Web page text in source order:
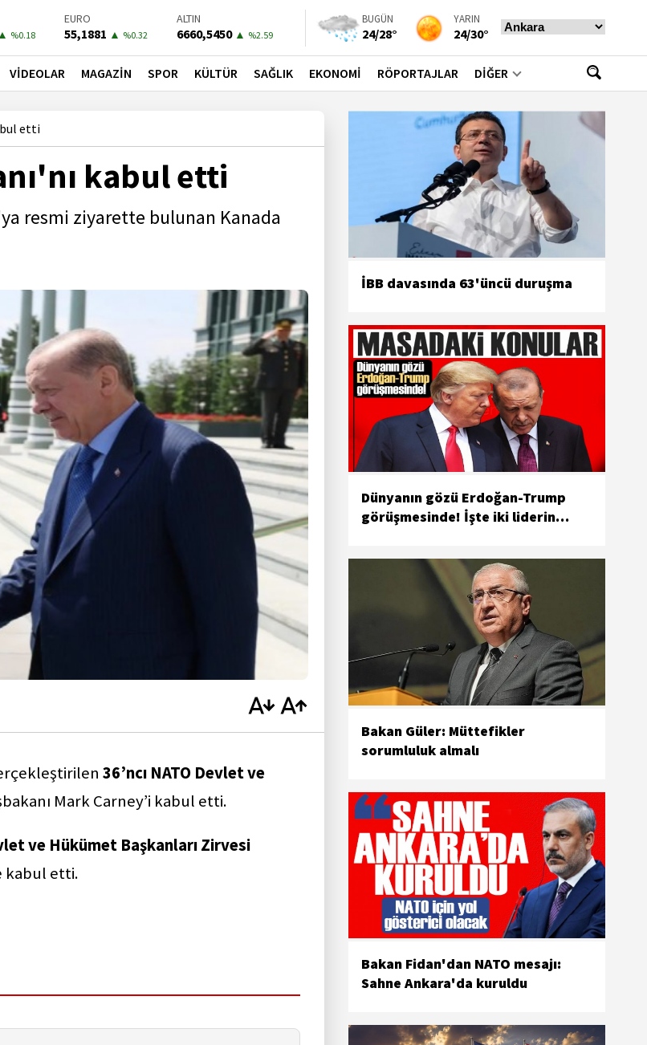
▲ %0.18
EURO
55,1881 ▲ %0.32
ALTIN
6660,5450 ▲ %2.59
▼ %-0.14
PETROL
81,4900▼ %-1.56
BONO
41,3000 ▼ %-0.55
BUGÜN
24/28°
YARIN
24/30°
VİDEOLAR MAGAZİN SPOR KÜLTÜR SAĞLIK EKONOMİ RÖPORTAJLAR DİĞER
etti
kabul etti
resmi ziyarette bulunan Kanada
36’ncı NATO Devlet ve
Mark Carney’i kabul etti.
ve Hükümet Başkanları Zirvesi
kabul etti.
İBB davasında 63'üncü duruşma
Dünyanın gözü Erdoğan-Trump
görüşmesinde! İşte iki liderin
Bakan Güler: Müttefikler
sorumluluk almalı
Bakan Fidan'dan NATO mesajı:
Sahne Ankara'da kuruldu